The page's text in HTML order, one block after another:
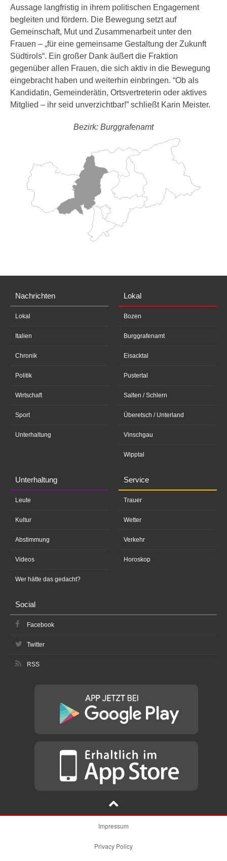
Aussage langfristig in ihrem politischen Engagement
begleiten und fördern. Die Bewegung setzt auf
Gemeinschaft, Mut und Zusammenarbeit unter den
Frauen – „für eine gemeinsame Gestaltung der Zukunft
Südtirols“. Ein großer Dank äußert die Fraktion
gegenüber allen Frauen, die sich aktiv in die Bewegung
eingebracht haben und weiterhin einbringen. “Ob als
Kandidatin, Gemeinderätin, Ortsvertreterin oder aktives
Mitglied – ihr seid unverzichtbar!” schließt Karin Meister.
Bezirk: Burggrafenamt
Nachrichten
Lokal
Italien
Chronik
Politik
Wirtschaft
Sport
Unterhaltung
Lokal
Bozen
Burggrafenamt
Eisacktal
Pustertal
Salten / Schlern
Überetsch / Unterland
Vinschgau
Wipptal
Unterhaltung
Leute
Kultur
Abstimmung
Videos
Wer hätte das gedacht?
Service
Trauer
Wetter
Verkehr
Horoskop
Social
Facebook
Twitter
RSS
Impressum
Privacy Policy